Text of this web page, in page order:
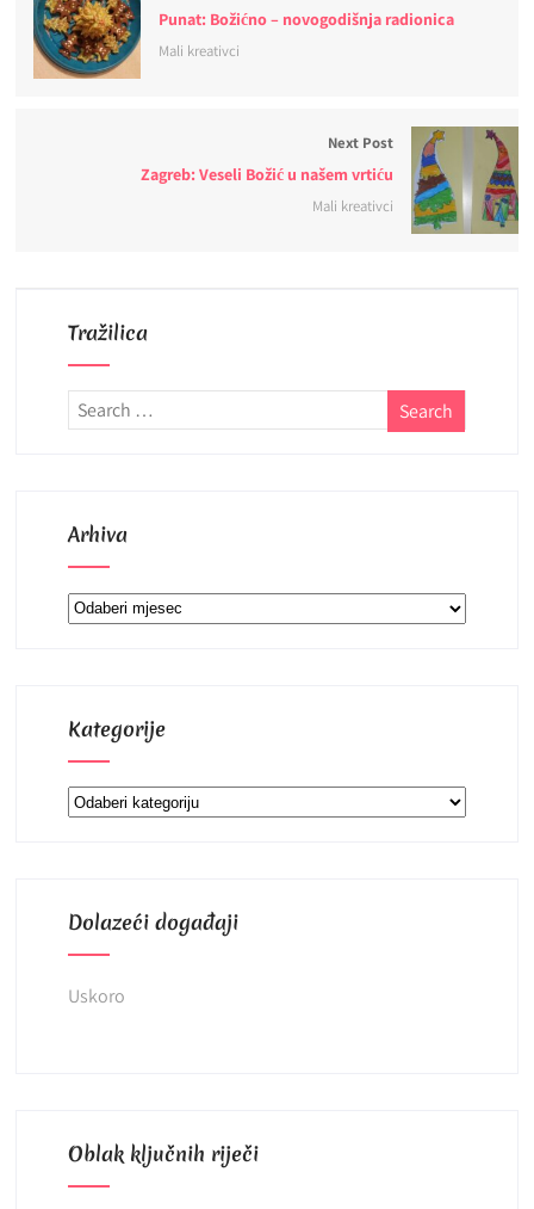
Punat: Božićno – novogodišnja radionica
Mali kreativci
Next Post
Zagreb: Veseli Božić u našem vrtiću
Mali kreativci
Tražilica
Arhiva
Arhiva
Kategorije
Kategorije
Dolazeći događaji
Uskoro
Oblak ključnih riječi